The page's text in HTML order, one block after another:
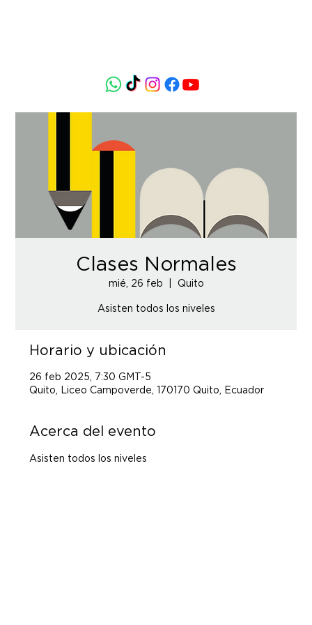
Clases Normales
mié, 26 feb Quito
Horario y ubicación
26 feb 2025, 7:30 GMT-5
Quito, Liceo Campoverde, 170170 Quito, Ecuador
Acerca del evento
Asisten todos los niveles